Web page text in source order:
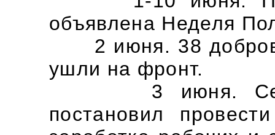
объявлена Неделя
2 июня. 38
ушли на фронт.
3 июня.
постановил